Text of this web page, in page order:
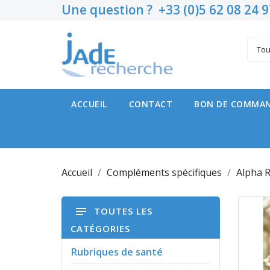
Une question ? +33 (0)5 62 08 24
ACCUEIL CONTACT BON DE
Accueil Compléments spécifiques Alpha
TOUTES LES
CATÉGORIES
Rubriques de santé